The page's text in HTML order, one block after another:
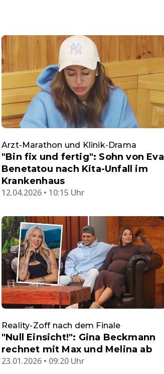
Arzt-Marathon und Klinik-Drama
"Bin fix und fertig": Sohn von Eva
Benetatou nach Kita-Unfall im
Krankenhaus
12.04.2026 • 10:15 Uhr
Reality-Zoff nach dem Finale
"Null Einsicht!": Gina Beckmann
rechnet mit Max und Melina ab
23.01.2026 • 09:20 Uhr